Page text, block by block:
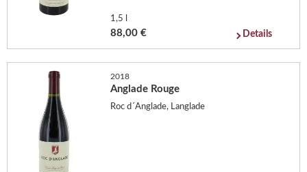
1,5 l
88,00 € Details
2018
Anglade Rouge
Roc d´Anglade, Langlade